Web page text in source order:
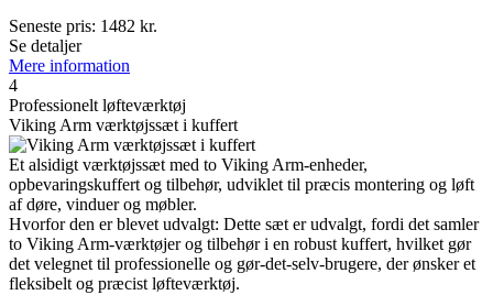
Seneste pris: 1482 kr.
Se detaljer
Mere information
4
Professionelt løfteværktøj
Viking Arm værktøjssæt i kuffert
Et alsidigt værktøjssæt med to Viking Arm-enheder,
opbevaringskuffert og tilbehør, udviklet til præcis montering og løft
af døre, vinduer og møbler.
Hvorfor den er blevet udvalgt: Dette sæt er udvalgt, fordi det samler
to Viking Arm-værktøjer og tilbehør i en robust kuffert, hvilket gør
det velegnet til professionelle og gør-det-selv-brugere, der ønsker et
fleksibelt og præcist løfteværktøj.